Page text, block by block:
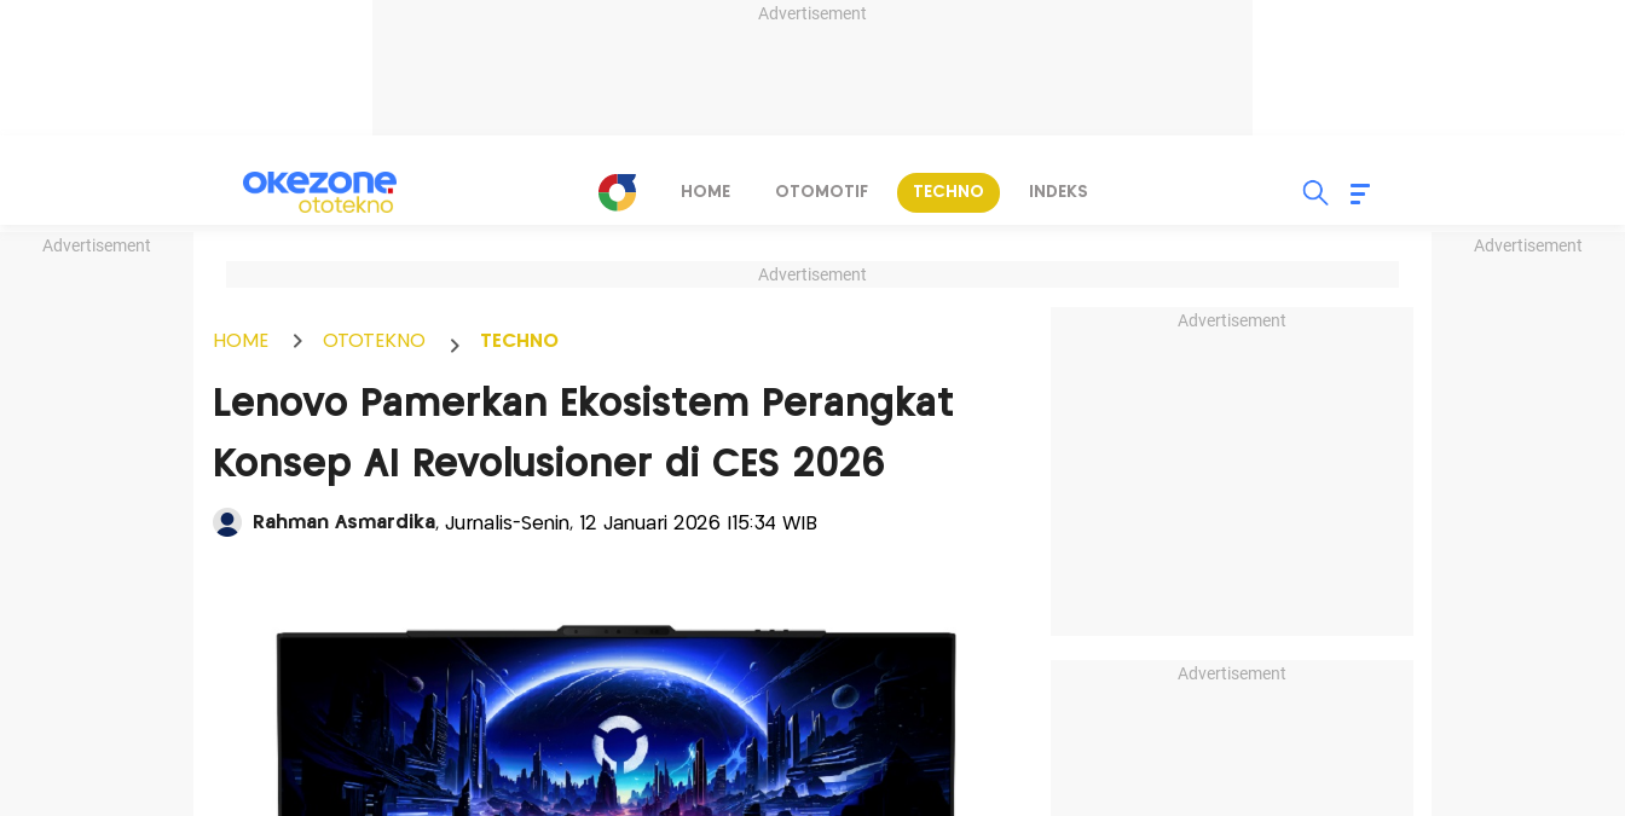
Advertisement
Advertisement Advertisement
HOME OTOMOTIF TECHNO INDEKS
Advertisement
HOME OTOTEKNO TECHNO
Lenovo Pamerkan Ekosistem Perangkat
Konsep AI Revolusioner di CES 2026
Rahman Asmardika, Jurnalis-Senin, 12 Januari 2026 |15:34 WIB
Advertisement
Advertisement